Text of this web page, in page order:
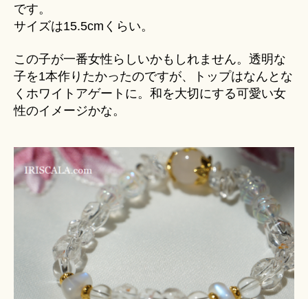
です。
サイズは15.5cmくらい。
この子が一番女性らしいかもしれません。透明な
子を1本作りたかったのですが、トップはなんとな
くホワイトアゲートに。和を大切にする可愛い女
性のイメージかな。